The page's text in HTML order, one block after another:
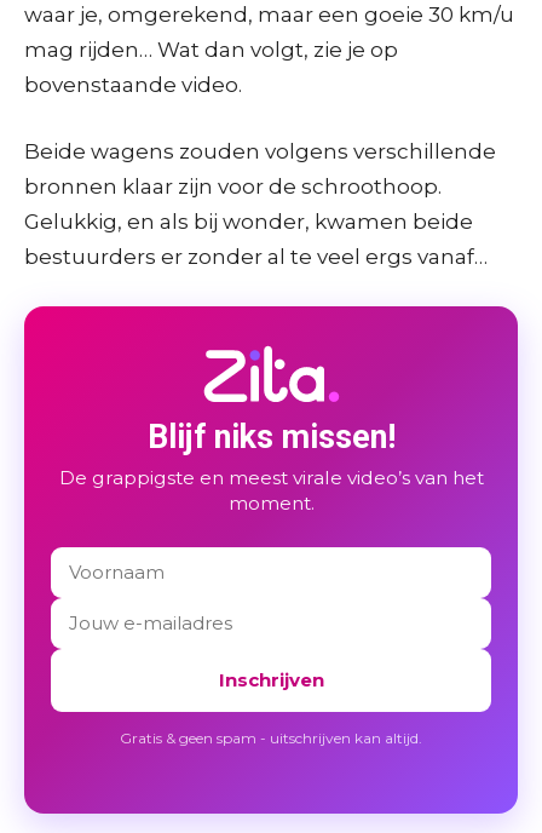
waar je, omgerekend, maar een goeie 30 km/u
mag rijden… Wat dan volgt, zie je op
bovenstaande video.
Beide wagens zouden volgens verschillende
bronnen klaar zijn voor de schroothoop.
Gelukkig, en als bij wonder, kwamen beide
bestuurders er zonder al te veel ergs vanaf…
Blijf niks missen!
De grappigste en meest virale video’s van het
moment.
Inschrijven
Gratis & geen spam - uitschrijven kan altijd.